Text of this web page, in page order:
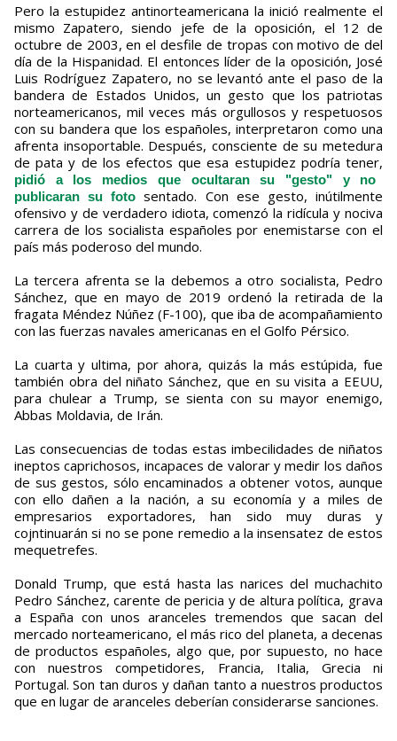
Pero la estupidez antinorteamericana la inició realmente el
mismo Zapatero, siendo jefe de la oposición, el 12 de
octubre de 2003, en el desfile de tropas con motivo de del
día de la Hispanidad. El entonces líder de la oposición, José
Luis Rodríguez Zapatero, no se levantó ante el paso de la
bandera de Estados Unidos, un gesto que los patriotas
norteamericanos, mil veces más orgullosos y respetuosos
con su bandera que los españoles, interpretaron como una
afrenta insoportable. Después, consciente de su metedura
de pata y de los efectos que esa estupidez podría tener,
pidió a los medios que ocultaran su "gesto" y no
publicaran su foto sentado. Con ese gesto, inútilmente
ofensivo y de verdadero idiota, comenzó la ridícula y nociva
carrera de los socialista españoles por enemistarse con el
país más poderoso del mundo.
La tercera afrenta se la debemos a otro socialista, Pedro
Sánchez, que en mayo de 2019 ordenó la retirada de la
fragata Méndez Núñez (F-100), que iba de acompañamiento
con las fuerzas navales americanas en el Golfo Pérsico.
La cuarta y ultima, por ahora, quizás la más estúpida, fue
también obra del niñato Sánchez, que en su visita a EEUU,
para chulear a Trump, se sienta con su mayor enemigo,
Abbas Moldavia, de Irán.
Las consecuencias de todas estas imbecilidades de niñatos
ineptos caprichosos, incapaces de valorar y medir los daños
de sus gestos, sólo encaminados a obtener votos, aunque
con ello dañen a la nación, a su economía y a miles de
empresarios exportadores, han sido muy duras y
cojntinuarán si no se pone remedio a la insensatez de estos
mequetrefes.
Donald Trump, que está hasta las narices del muchachito
Pedro Sánchez, carente de pericia y de altura política, grava
a España con unos aranceles tremendos que sacan del
mercado norteamericano, el más rico del planeta, a decenas
de productos españoles, algo que, por supuesto, no hace
con nuestros competidores, Francia, Italia, Grecia ni
Portugal. Son tan duros y dañan tanto a nuestros productos
que en lugar de aranceles deberían considerarse sanciones.